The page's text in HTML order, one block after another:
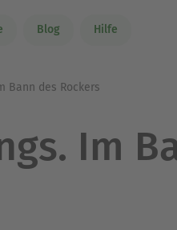
Blog Hilfe
Bann des Rockers
Im